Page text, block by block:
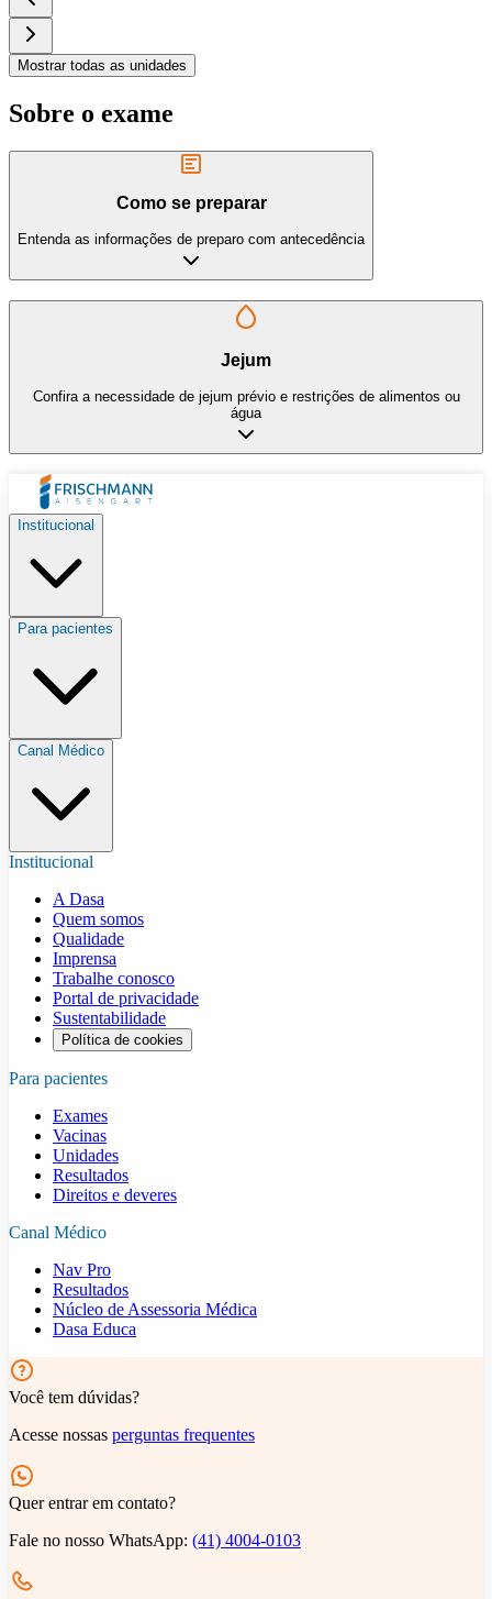
Mostrar todas as unidades
Sobre o exame
Como se preparar
Entenda as informações de preparo com antecedência
Jejum
Confira a necessidade de jejum prévio e restrições de alimentos ou
água
Institucional
Para pacientes
Canal Médico
Institucional
A Dasa
Quem somos
Qualidade
Imprensa
Trabalhe conosco
Portal de privacidade
Sustentabilidade
Política de cookies
Para pacientes
Exames
Vacinas
Unidades
Resultados
Direitos e deveres
Canal Médico
Nav Pro
Resultados
Núcleo de Assessoria Médica
Dasa Educa
Você tem dúvidas?
Acesse nossas perguntas frequentes
Quer entrar em contato?
Fale no nosso WhatsApp: (41) 4004-0103